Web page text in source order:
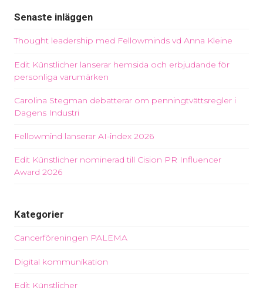
Senaste inläggen
Thought leadership med Fellowminds vd Anna Kleine
Edit Künstlicher lanserar hemsida och erbjudande för
personliga varumärken
Carolina Stegman debatterar om penningtvättsregler i
Dagens Industri
Fellowmind lanserar AI-index 2026
Edit Künstlicher nominerad till Cision PR Influencer
Award 2026
Kategorier
Cancerföreningen PALEMA
Digital kommunikation
Edit Künstlicher